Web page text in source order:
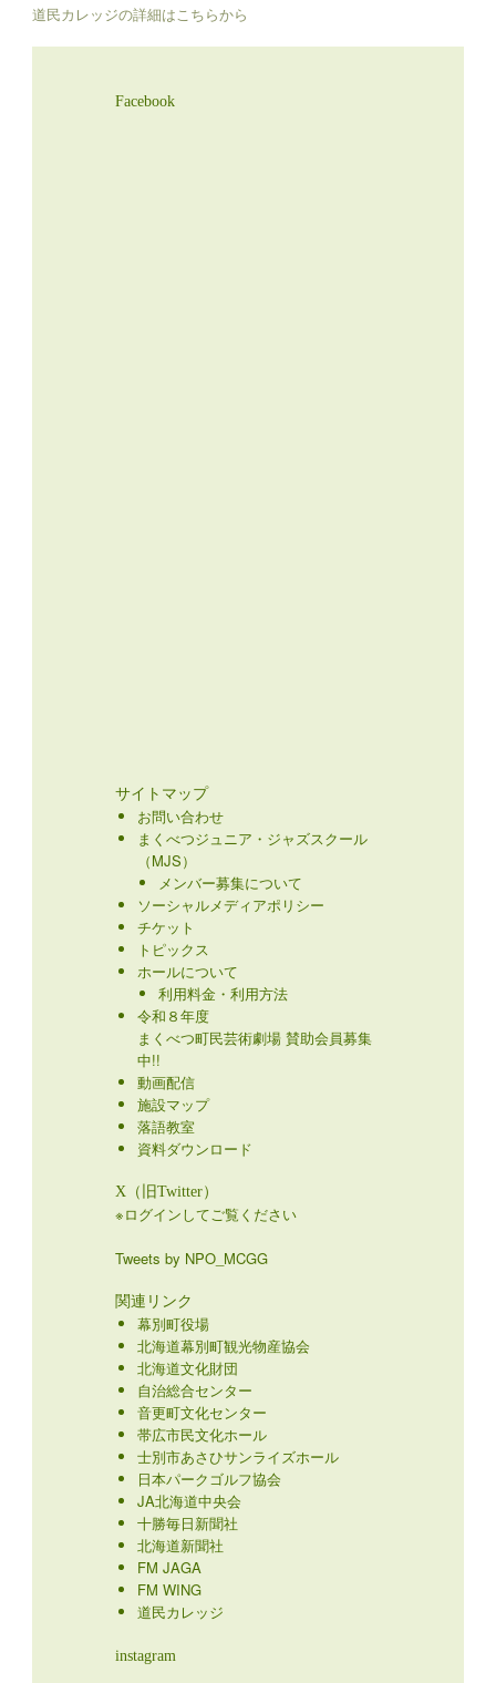
道民カレッジの詳細はこちらから
Facebook
サイトマップ
お問い合わせ
まくべつジュニア・ジャズスクール
（MJS）
メンバー募集について
ソーシャルメディアポリシー
チケット
トピックス
ホールについて
利用料金・利用方法
令和８年度
まくべつ町民芸術劇場 賛助会員募集
中!!
動画配信
施設マップ
落語教室
資料ダウンロード
X（旧Twitter）
※ログインしてご覧ください
Tweets by NPO_MCGG
関連リンク
幕別町役場
北海道幕別町観光物産協会
北海道文化財団
自治総合センター
音更町文化センター
帯広市民文化ホール
士別市あさひサンライズホール
日本パークゴルフ協会
JA北海道中央会
十勝毎日新聞社
北海道新聞社
FM JAGA
FM WING
道民カレッジ
instagram